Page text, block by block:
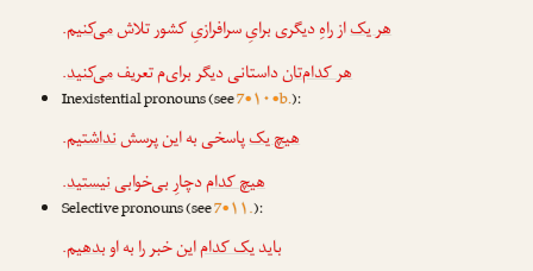
هر یکاز راهِ دیگری برایِ سرافرازیِ کشور تلاشمی‌کنیم.
هر کدام‌تانداستانی دیگر برای‌م تعریفمی‌کنید.
Inexistential pronouns (see7•۱۰•b.):
هیچ یکپاسخی به این پرسشنداشتیم.
هیچ کدامدچارِ بی‌خوابینیستید.
Selective pronouns (see7•۱۱.):
بایدیک کداماین خبر را به اوبدهیم.